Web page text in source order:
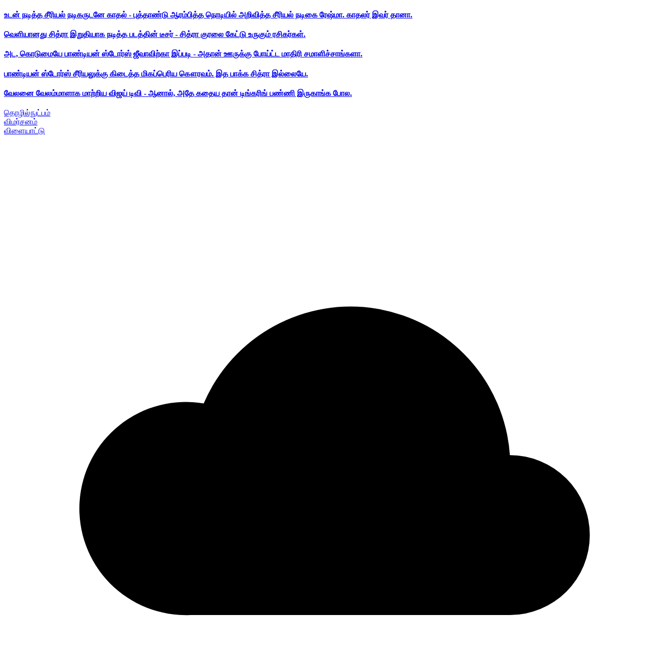
உடன் நடித்த சீரியல் நடிகருடனே காதல் - புத்தாண்டு ஆரம்பித்த நொடியில் அறிவித்த சீரியல் நடிகை ரேஷ்மா. காதலர் இவர் தானா.
வெளியானது சித்ரா இறுதியாக நடித்த படத்தின் டீசர் - சித்ரா குரலை கேட்டு உருகும் ரசிகர்கள்.
அட, கொடுமையே பாண்டியன் ஸ்டோர்ஸ் ஜீவாவிற்கா இப்படி - அதான் ஊருக்கு போய்ட்ட மாதிரி சமாளிச்சாங்களா.
பாண்டியன் ஸ்டோர்ஸ் சீரியலுக்கு கிடைத்த மிகப்பெரிய கௌரவம். இத பாக்க சித்ரா இல்லையே.
வேலனை வேலம்மாளாக மாற்றிய விஜய் டிவி - ஆனால், அதே கதைய தான் டிங்கரிங் பண்ணி இருகாங்க போல.
தொழில்நுட்பம்
விமர்சனம்
விளையாட்டு